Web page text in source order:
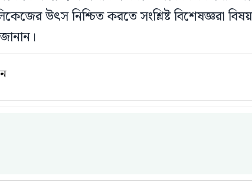
উৎস নিশ্চিত করতে সংশ্লিষ্ট বিশেষজ্ঞরা